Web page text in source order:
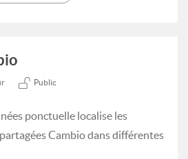
Public
ponctuelle localise les
Cambio dans différentes